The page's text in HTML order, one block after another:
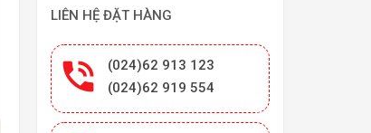
LIÊN HỆ ĐẶT HÀNG

(024)62 913 123
(024)62 919 554